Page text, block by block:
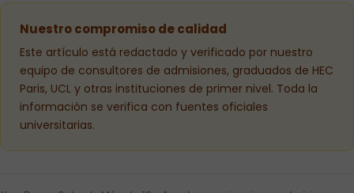
Nuestro compromiso de calidad
Este artículo está redactado y verificado por nuestro
equipo de consultores de admisiones, graduados de HEC
Paris, UCL y otras instituciones de primer nivel. Toda la
información se verifica con fuentes oficiales
universitarias.